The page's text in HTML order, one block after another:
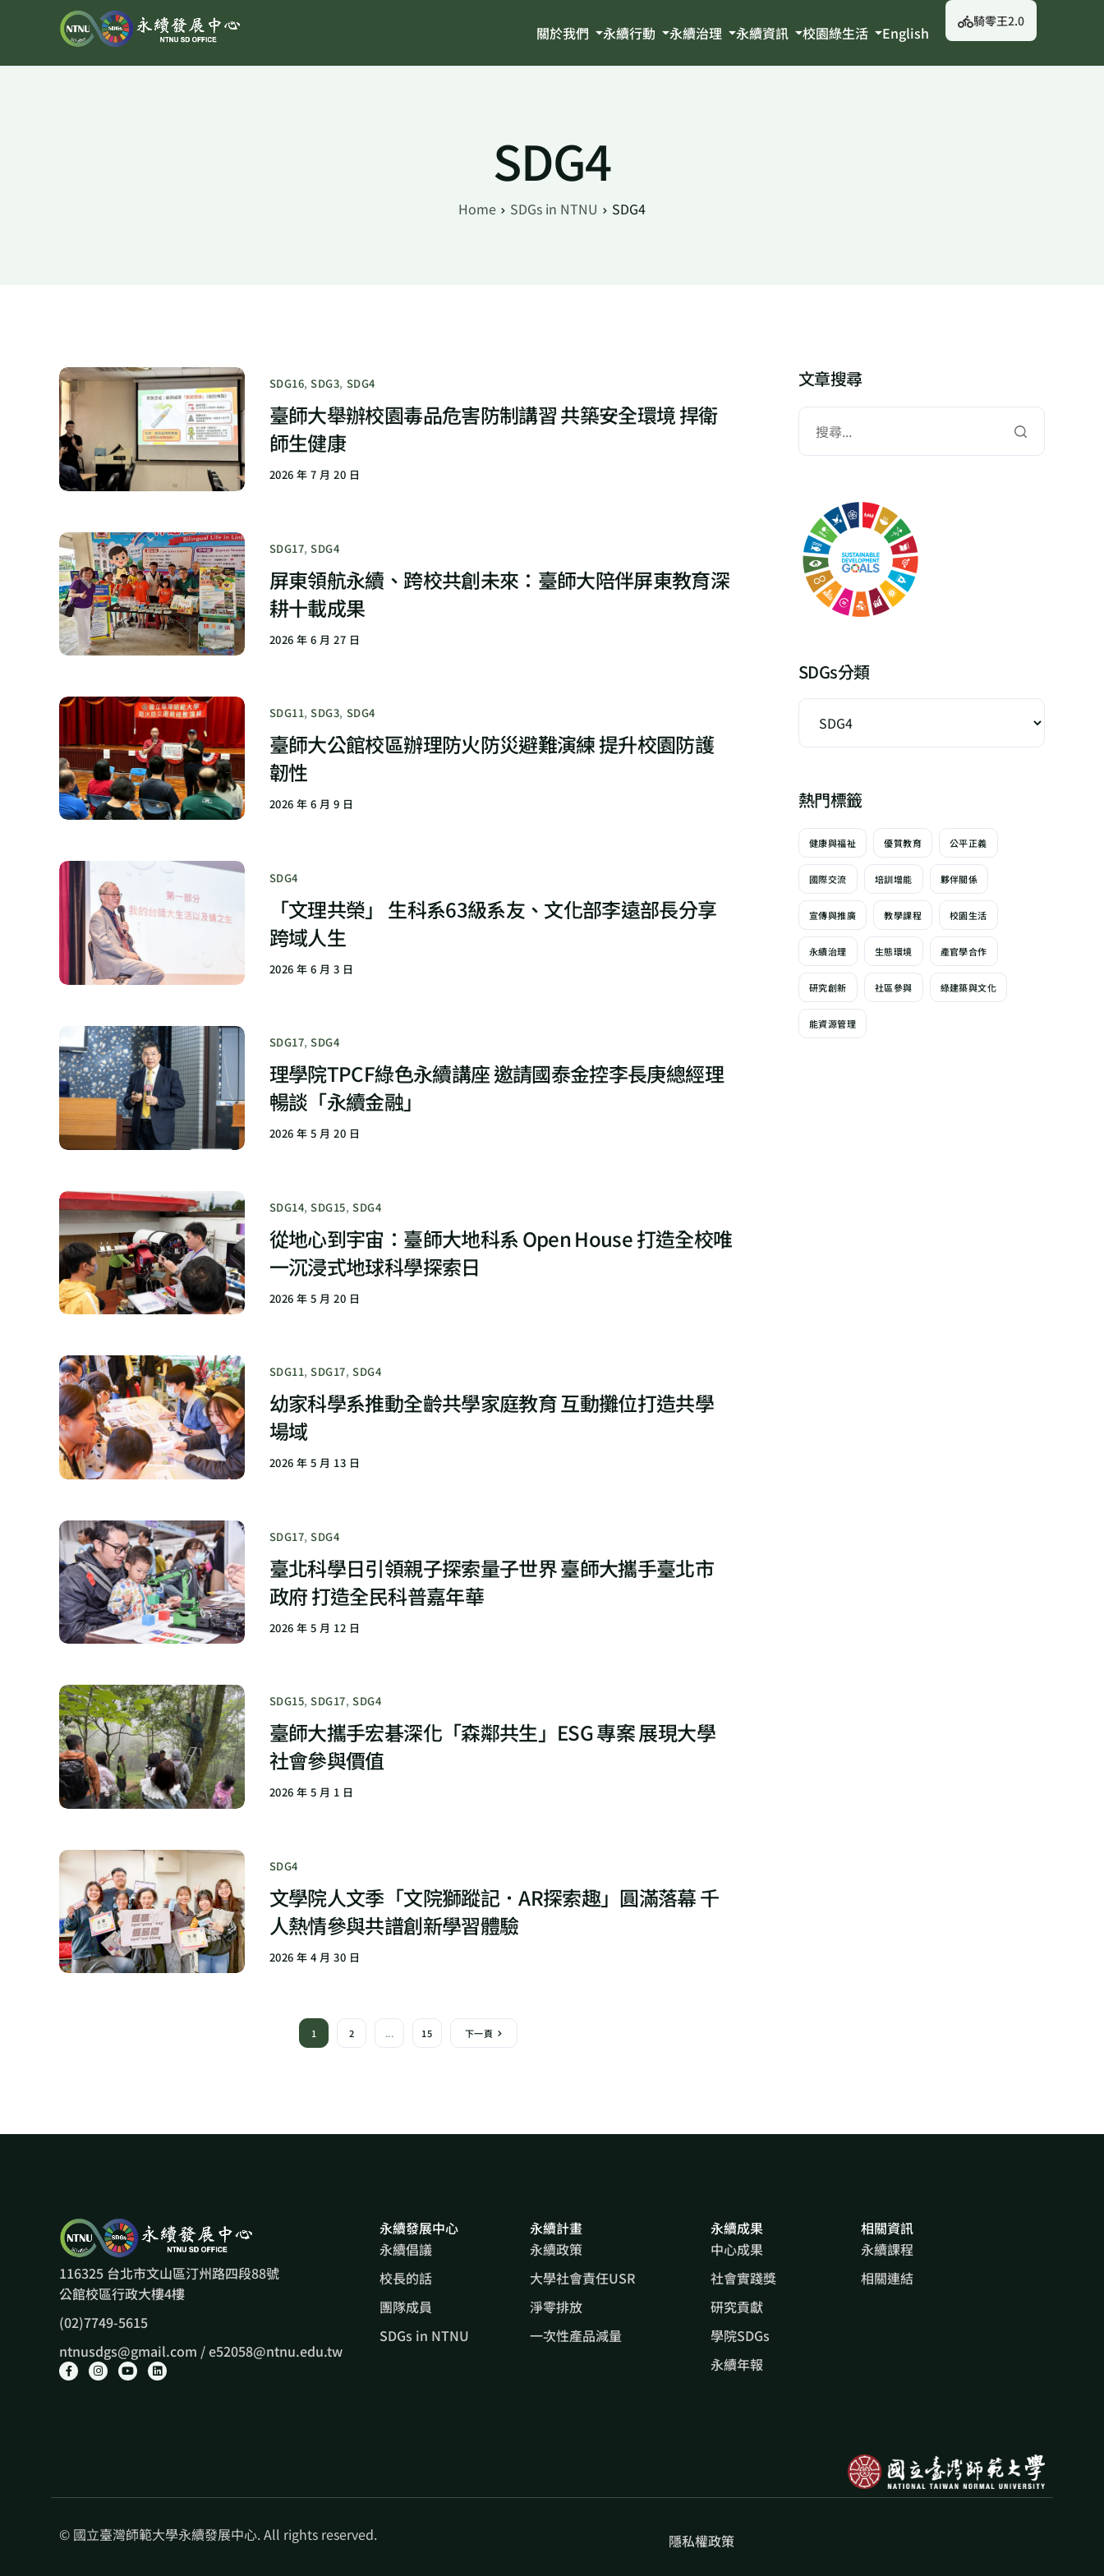
關於我們 永續行動 永續治理 永續資訊 校園綠生活 English
騎零王2.0
SDG4
Home SDGs in NTNU SDG4
SDG16,SDG3, SDG4
臺師大舉辦校園毒品危害防制講習 共築安全環境 捍衛
師生健康
2026 年 7 月 20 日
SDG17,SDG4
屏東領航永續、跨校共創未來：臺師大陪伴屏東教育深
耕十載成果
2026 年 6 月 27 日
SDG11,SDG3, SDG4
臺師大公館校區辦理防火防災避難演練 提升校園防護
韌性
2026 年 6 月 9 日
SDG4
「文理共榮」 生科系63級系友、文化部李遠部長分享
跨域人生
2026 年 6 月 3 日
SDG17,SDG4
理學院TPCF綠色永續講座 邀請國泰金控李長庚總經理
暢談「永續金融」
2026 年 5 月 20 日
SDG14,SDG15,SDG4
從地心到宇宙：臺師大地科系 Open House 打造全校唯
一沉浸式地球科學探索日
2026 年 5 月 20 日
SDG11,SDG17,SDG4
幼家科學系推動全齡共學家庭教育 互動攤位打造共學
場域
2026 年 5 月 13 日
SDG17,SDG4
臺北科學日引領親子探索量子世界 臺師大攜手臺北市
政府 打造全民科普嘉年華
2026 年 5 月 12 日
SDG15,SDG17,SDG4
臺師大攜手宏碁深化「森鄰共生」ESG 專案 展現大學
社會參與價值
2026 年 5 月 1 日
SDG4
文學院人文季「文院獅蹤記．AR探索趣」圓滿落幕 千
人熱情參與共譜創新學習體驗
2026 年 4 月 30 日
1 2 ... 15 下一頁
文章搜尋
SDGs分類
熱門標籤
健康與福祉 優質教育 公平正義
國際交流 培訓增能 夥伴關係
宣傳與推廣 教學課程 校園生活
永續治理 生態環境 產官學合作
研究創新 社區參與 綠建築與文化
能資源管理
116325 台北市文山區汀州路四段88號
公館校區行政大樓4樓
(02)7749-5615
ntnusdgs@gmail.com / e52058@ntnu.edu.tw
永續發展中心
永續倡議
校長的話
團隊成員
SDGs in NTNU
永續計畫
永續政策
大學社會責任USR
淨零排放
一次性產品減量
永續成果
中心成果
社會實踐獎
研究貢獻
學院SDGs
永續年報
相關資訊
永續課程
相關連結
© 國立臺灣師範大學永續發展中心. All rights reserved. 隱私權政策